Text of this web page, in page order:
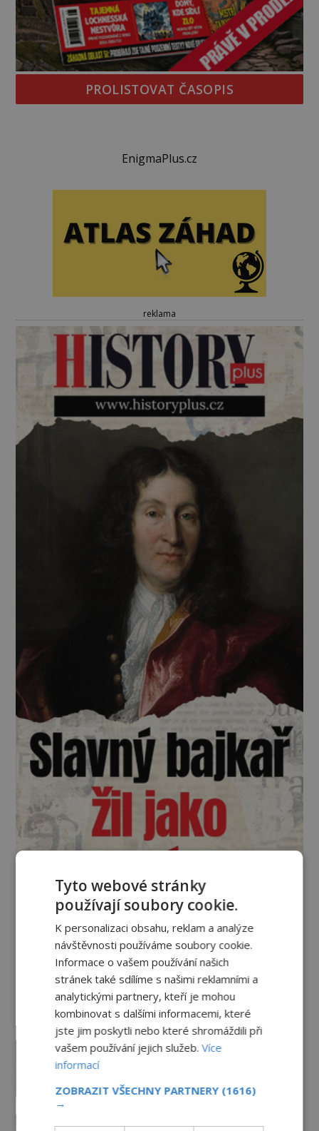
PROLISTOVAT ČASOPIS
EnigmaPlus.cz
reklama
Vesmír a technologie
Co zachycují tajemné snímky
Marsu? Je na něm přeci jen voda?
PREMIUM 7.8.2026 1.7TIS
Podivné události roku 2023: Jsou
Američané v obležení UFO?
Tyto webové stránky
používají soubory cookie.
K personalizaci obsahu, reklam a analýze
návštěvnosti používáme soubory cookie.
Informace o vašem používání našich
stránek také sdílíme s našimi reklamními a
analytickými partnery, kteří je mohou
kombinovat s dalšími informacemi, které
jste jim poskytli nebo které shromáždili při
vašem používání jejich služeb.Více
informací
ZOBRAZIT VŠECHNY PARTNERY (1616)
→